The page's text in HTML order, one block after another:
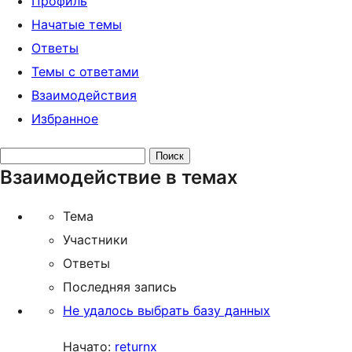
Начатые темы
Ответы
Темы с ответами
Взаимодействия
Избранное
тем:
Взаимодействие в темах
Тема
Участники
Ответы
Последняя запись
Не удалось выбрать базу данных
Начато: returnx